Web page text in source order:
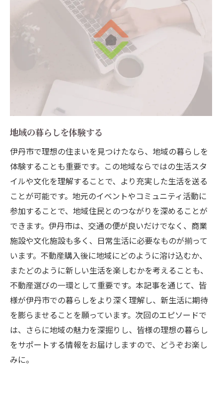
地域の暮らしを体験する
伊丹市で理想の住まいを見つけたなら、地域の暮らしを
体験することも重要です。この地域ならではの生活スタ
イルや文化を理解することで、より充実した生活を送る
ことが可能です。地元のイベントやコミュニティ活動に
参加することで、地域住民とのつながりを深めることが
できます。伊丹市は、交通の便が良いだけでなく、商業
施設や文化施設も多く、日常生活に必要なものが揃って
います。不動産購入後に地域にどのように溶け込むか、
またどのように新しい生活を楽しむかを考えることも、
不動産選びの一環として重要です。本記事を通じて、皆
様が伊丹市での暮らしをより深く理解し、新生活に期待
を膨らませることを願っています。次回のエピソードで
は、さらに地域の魅力を深掘りし、皆様の理想の暮らし
をサポートする情報をお届けしますので、どうぞお楽し
みに。